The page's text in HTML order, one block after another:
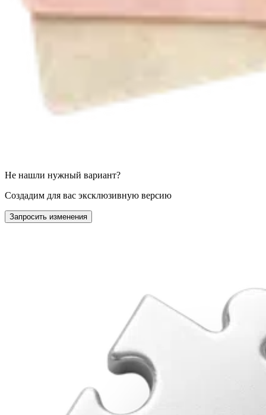
Не нашли нужный вариант?
Создадим для вас эксклюзивную версию
Запросить изменения